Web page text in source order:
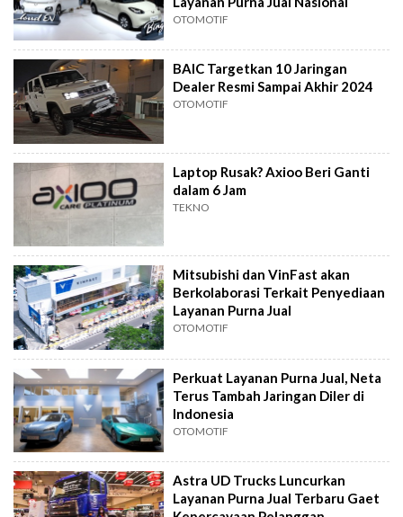
OTOMOTIF
BAIC Targetkan 10 Jaringan
Dealer Resmi Sampai Akhir 2024
OTOMOTIF
Laptop Rusak? Axioo Beri Ganti
dalam 6 Jam
TEKNO
Mitsubishi dan VinFast akan
Berkolaborasi Terkait Penyediaan
Layanan Purna Jual
OTOMOTIF
Perkuat Layanan Purna Jual, Neta
Terus Tambah Jaringan Diler di
Indonesia
OTOMOTIF
Astra UD Trucks Luncurkan
Layanan Purna Jual Terbaru Gaet